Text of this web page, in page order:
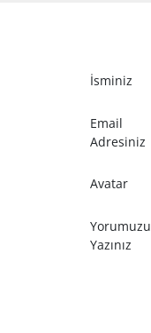
İsminiz
Email
Adresiniz
Avatar
Yorumuzu
Yazınız